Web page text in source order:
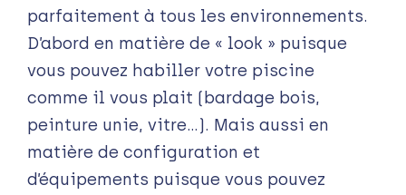
parfaitement à tous les environnements.
D’abord en matière de « look » puisque
vous pouvez habiller votre piscine
comme il vous plait (bardage bois,
peinture unie, vitre…). Mais aussi en
matière de configuration et
d’équipements puisque vous pouvez